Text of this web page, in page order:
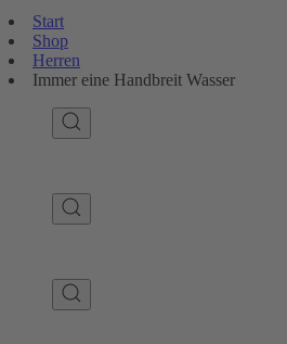
Start
Shop
Herren
Immer eine Handbreit Wasser